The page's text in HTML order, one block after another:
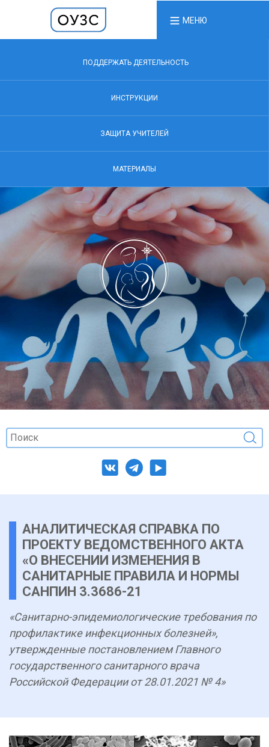
МЕНЮ
ПОДДЕРЖАТЬ ДЕЯТЕЛЬНОСТЬ
ИНСТРУКЦИИ
ЗАЩИТА УЧИТЕЛЕЙ
МАТЕРИАЛЫ
АНАЛИТИЧЕСКАЯ СПРАВКА ПО
ПРОЕКТУ ВЕДОМСТВЕННОГО АКТА
«О ВНЕСЕНИИ ИЗМЕНЕНИЯ В
САНИТАРНЫЕ ПРАВИЛА И НОРМЫ
САНПИН 3.3686-21
«Санитарно-эпидемиологические требования по
профилактике инфекционных болезней»,
утвержденные постановлением Главного
государственного санитарного врача
Российской Федерации от 28.01.2021 № 4»